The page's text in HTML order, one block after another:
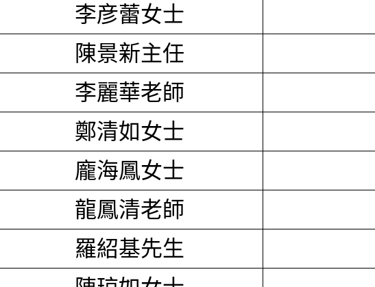
李彦蕾女士
陳景新主任
李麗華老師
鄭清如女士
龐海鳳女士
龍鳳清老師
羅紹基先生